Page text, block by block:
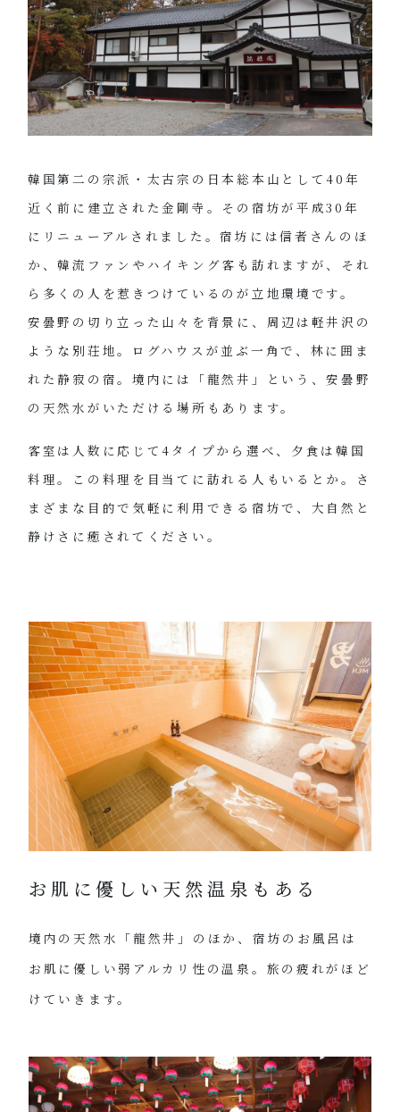
韓国第二の宗派・太古宗の日本総本山として40年
近く前に建立された金剛寺。その宿坊が平成30年
にリニューアルされました。宿坊には信者さんのほ
か、韓流ファンやハイキング客も訪れますが、それ
ら多くの人を惹きつけているのが立地環境です。
安曇野の切り立った山々を背景に、周辺は軽井沢の
ような別荘地。ログハウスが並ぶ一角で、林に囲ま
れた静寂の宿。境内には「龍然井」という、安曇野
の天然水がいただける場所もあります。
客室は人数に応じて4タイプから選べ、夕食は韓国
料理。この料理を目当てに訪れる人もいるとか。さ
まざまな目的で気軽に利用できる宿坊で、大自然と
静けさに癒されてください。
お肌に優しい天然温泉もある
境内の天然水「龍然井」のほか、宿坊のお風呂は
お肌に優しい弱アルカリ性の温泉。旅の疲れがほど
けていきます。